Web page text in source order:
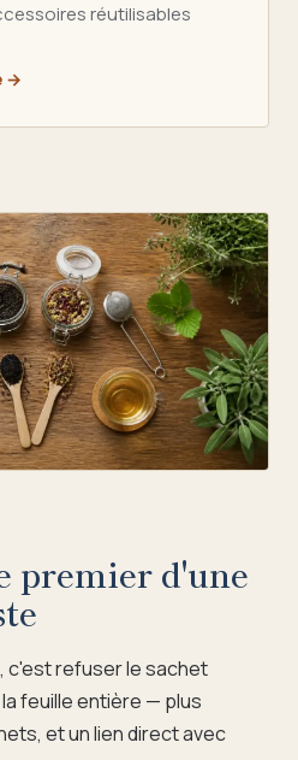
réutilisables
→
premier d'une
c'est refuser le sachet
feuille entière — plus
et un lien direct avec